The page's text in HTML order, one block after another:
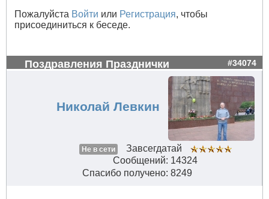
Пожалуйста Войти или Регистрация, чтобы
присоединиться к беседе.
Поздравления Празднички #34074
Николай Левкин
Не в сети
Завсегдатай
Сообщений: 14324
Спасибо получено: 8249